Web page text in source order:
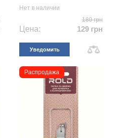
Нет в наличии
180 грн
Цена: 129 грн
Уведомить
Распродажа